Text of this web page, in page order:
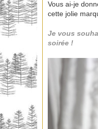
Vous ai-je
cette jolie
Je vous
soirée !